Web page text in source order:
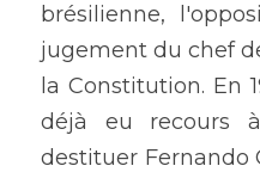
brésilienne,
jugement du chef
la Constitution. En
déjà eu recours
destituer Fernando